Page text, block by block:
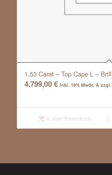
1.53 Carat – Top Cape L –
4.799,00€ inkl. 19% MwSt. &
In den Warenkorb